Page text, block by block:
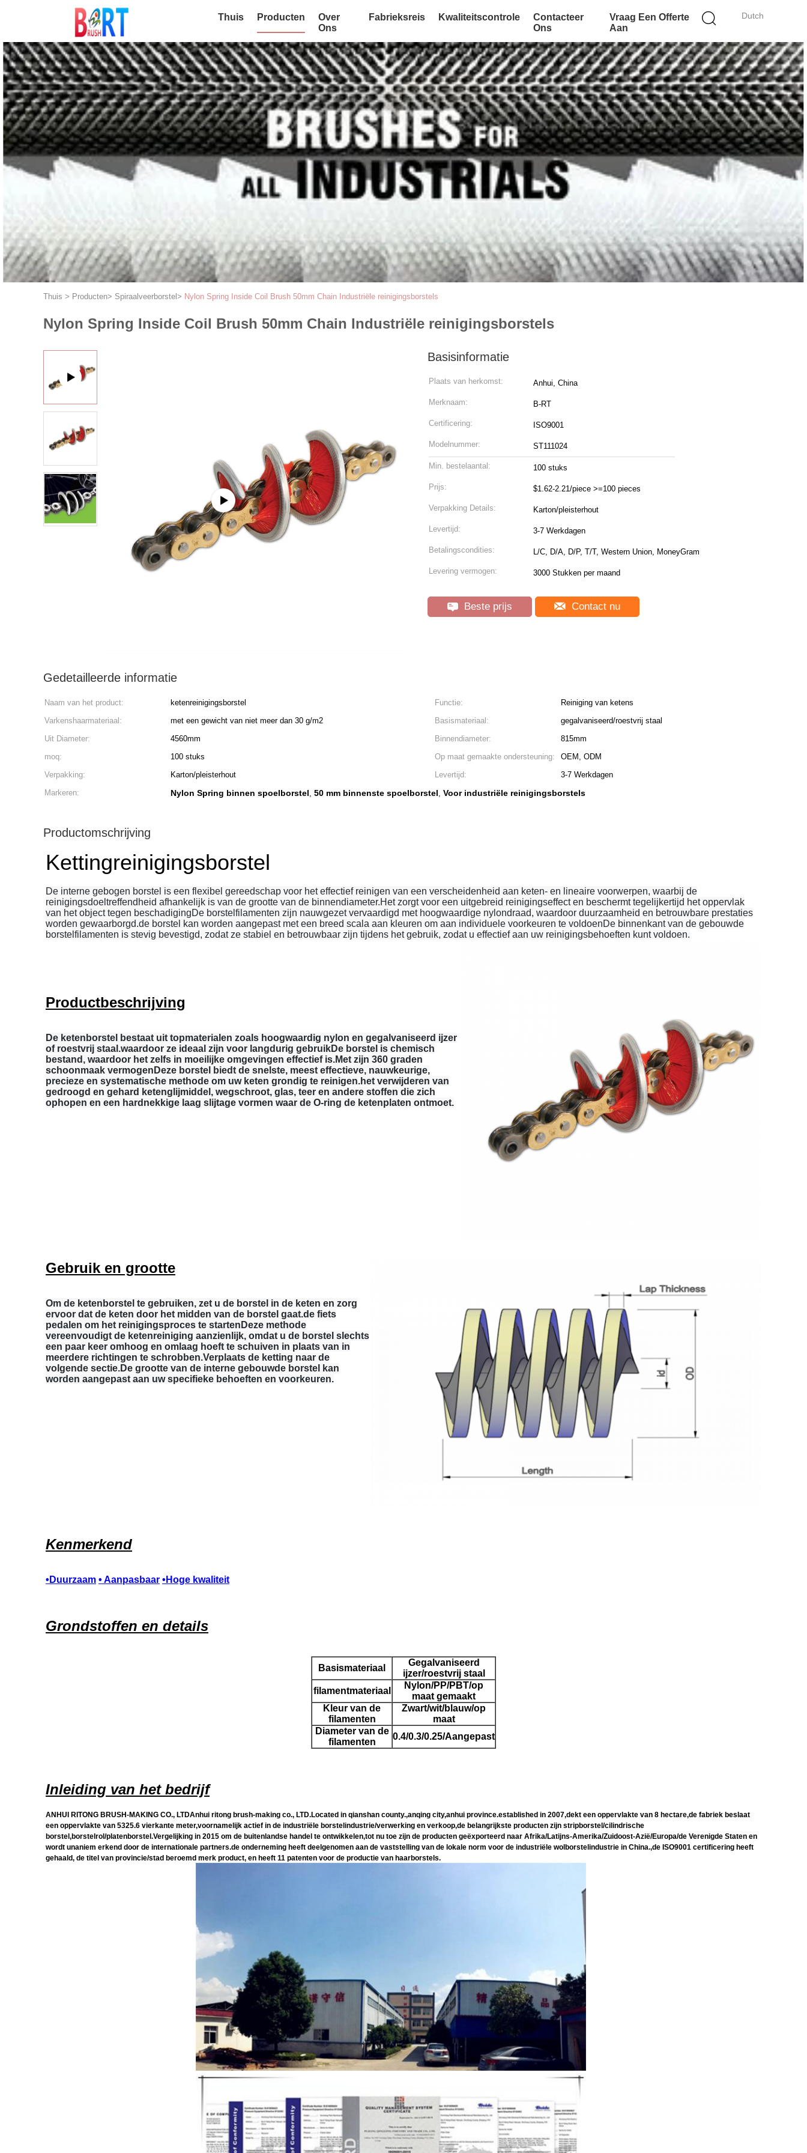
Dutch
Thuis Producten
Over
Ons
Fabrieksreis Kwaliteitscontrole
Contacteer
Ons
Vraag Een Offerte
Aan
Thuis > Producten> Spiraalveerborstel > Nylon Spring Inside Coil Brush 50mm Chain Industriële reinigingsborstels
Nylon Spring Inside Coil Brush 50mm Chain Industriële reinigingsborstels
Basisinformatie
Plaats van herkomst: Anhui, China
Merknaam: B-RT
Certificering: ISO9001
Modelnummer: ST111024
Min. bestelaantal: 100 stuks
Prijs: $1.62-2.21/piece >=100 pieces
Verpakking Details: Karton/pleisterhout
Levertijd: 3-7 Werkdagen
Betalingscondities: L/C, D/A, D/P, T/T, Western Union, MoneyGram
Levering vermogen: 3000 Stukken per maand
Beste prijs Contact nu
Gedetailleerde informatie
Naam van het product: ketenreinigingsborstel Functie:
Reiniging van ketens
Varkenshaarmateriaal:
met een gewicht van niet meer dan 30 g/m2 Basismateriaal:
gegalvaniseerd/roestvrij staal
Uit Diameter:
4560mm Binnendiameter:
815mm
moq:
100 stuks Op maat gemaakte ondersteuning:
OEM, ODM
Verpakking:
Karton/pleisterhout Levertijd:
3-7 Werkdagen
Markeren:
Nylon Spring binnen spoelborstel, 50 mm binnenste spoelborstel, Voor industriële reinigingsborstels
Productomschrijving
Kettingreinigingsborstel
De interne gebogen borstel is een flexibel gereedschap voor het effectief reinigen van een verscheidenheid aan keten- en lineaire voorwerpen, waarbij de
reinigingsdoeltreffendheid afhankelijk is van de grootte van de binnendiameter.Het zorgt voor een uitgebreid reinigingseffect en beschermt tegelijkertijd het oppervlak
van het object tegen beschadigingDe borstelfilamenten zijn nauwgezet vervaardigd met hoogwaardige nylondraad, waardoor duurzaamheid en betrouwbare prestaties
worden gewaarborgd.de borstel kan worden aangepast met een breed scala aan kleuren om aan individuele voorkeuren te voldoenDe binnenkant van de gebouwde
borstelfilamenten is stevig bevestigd, zodat ze stabiel en betrouwbaar zijn tijdens het gebruik, zodat u effectief aan uw reinigingsbehoeften kunt voldoen.
Productbeschrijving
De ketenborstel bestaat uit topmaterialen zoals hoogwaardig nylon en gegalvaniseerd ijzer
of roestvrij staal.waardoor ze ideaal zijn voor langdurig gebruikDe borstel is chemisch
bestand, waardoor het zelfs in moeilijke omgevingen effectief is.Met zijn 360 graden
schoonmaak vermogenDeze borstel biedt de snelste, meest effectieve, nauwkeurige,
precieze en systematische methode om uw keten grondig te reinigen.het verwijderen van
gedroogd en gehard ketenglijmiddel, wegschroot, glas, teer en andere stoffen die zich
ophopen en een hardnekkige laag slijtage vormen waar de O-ring de ketenplaten ontmoet.
Gebruik en grootte
Om de ketenborstel te gebruiken, zet u de borstel in de keten en zorg
ervoor dat de keten door het midden van de borstel gaat.de fiets
pedalen om het reinigingsproces te startenDeze methode
vereenvoudigt de ketenreiniging aanzienlijk, omdat u de borstel slechts
een paar keer omhoog en omlaag hoeft te schuiven in plaats van in
meerdere richtingen te schrobben.Verplaats de ketting naar de
volgende sectie.De grootte van de interne gebouwde borstel kan
worden aangepast aan uw specifieke behoeften en voorkeuren.
Kenmerkend
• Duurzaam • Aanpasbaar •Hoge kwaliteit
Grondstoffen en details
Basismateriaal
Gegalvaniseerd
ijzer/roestvrij staal
filamentmateriaal
Nylon/PP/PBT/op
maat gemaakt
Kleur van de
filamenten
Zwart/wit/blauw/op
maat
Diameter van de
filamenten
0.4/0.3/0.25/Aangepast
Inleiding van het bedrijf
ANHUI RITONG BRUSH-MAKING CO., LTDAnhui ritong brush-making co., LTD.Located in qianshan county.,anqing city,anhui province.established in 2007,dekt een oppervlakte van 8 hectare,de fabriek beslaat
een oppervlakte van 5325.6 vierkante meter,voornamelijk actief in de industriële borstelindustrie/verwerking en verkoop,de belangrijkste producten zijn stripborstel/cilindrische
borstel,borstelrol/platenborstel.Vergelijking in 2015 om de buitenlandse handel te ontwikkelen,tot nu toe zijn de producten geëxporteerd naar Afrika/Latijns-Amerika/Zuidoost-Azië/Europa/de Verenigde Staten en
wordt unaniem erkend door de internationale partners.de onderneming heeft deelgenomen aan de vaststelling van de lokale norm voor de industriële wolborstelindustrie in China.,de ISO9001 certificering heeft
gehaald, de titel van provincie/stad beroemd merk product, en heeft 11 patenten voor de productie van haarborstels.